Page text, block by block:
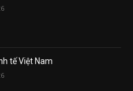
tế Việt Nam